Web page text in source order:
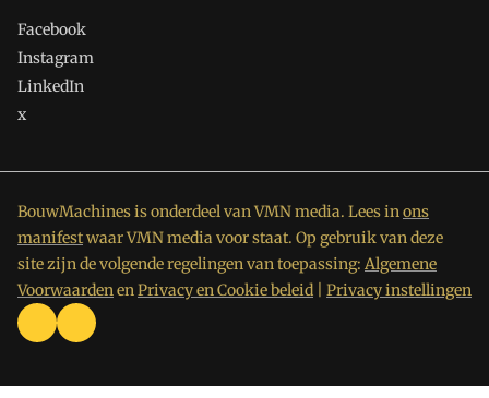
Facebook
Instagram
LinkedIn
x
BouwMachines is onderdeel van VMN media. Lees inons
manifestwaar VMN media voor staat. Op gebruik van deze
site zijn de volgende regelingen van toepassing: Algemene
VoorwaardenenPrivacy en Cookie beleid Privacy instellingen